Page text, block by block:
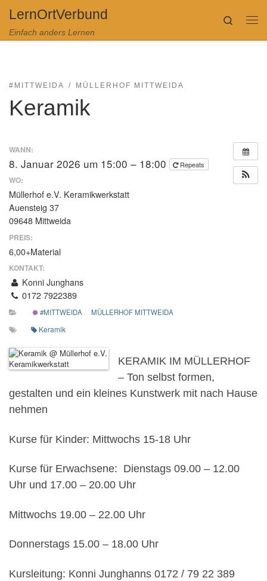
Zum Inhalt springen
LernOrtVerbund
Einfach anders Lernen
Search
#MITTWEIDA MÜLLERHOF MITTWEIDA
Keramik
WANN:
8. Januar 2026 um 15:00 – 18:00 Repeats
WO:
Müllerhof e.V. Keramikwerkstatt
Auensteig 37
09648 Mittweida
PREIS:
6,00+Material
KONTAKT:
Konni Junghans
0172 7922389
#MITTWEIDA MÜLLERHOF MITTWEIDA
Keramik
KERAMIK IM MÜLLERHOF
– Ton selbst formen,
gestalten und ein kleines Kunstwerk mit nach Hause
nehmen
Kurse für Kinder: Mittwochs 15-18 Uhr
Kurse für Erwachsene: Dienstags 09.00 – 12.00
Uhr und 17.00 – 20.00 Uhr
Mittwochs 19.00 – 22.00 Uhr
Donnerstags 15.00 – 18.00 Uhr
Kursleitung: Konni Junghanns 0172 / 79 22 389